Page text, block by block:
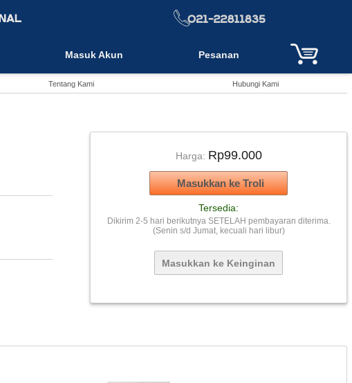
Masuk Akun Pesanan
Tentang Kami Hubungi Kami
Harga: Rp99.000
Tersedia:
Dikirim 2-5 hari berikutnya SETELAH pembayaran diterima.
(Senin s/d Jumat, kecuali hari libur)